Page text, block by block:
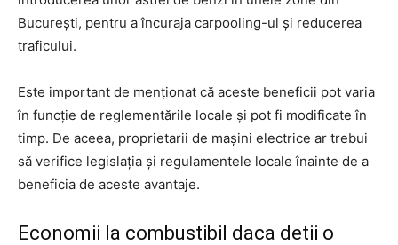
București, pentru a încuraja carpooling-ul și reducerea
traficului.
Este important de menționat că aceste beneficii pot varia
în funcție de reglementările locale și pot fi modificate în
timp. De aceea, proprietarii de mașini electrice ar trebui
să verifice legislația și regulamentele locale înainte de a
beneficia de aceste avantaje.
Economii la combustibil daca detii o